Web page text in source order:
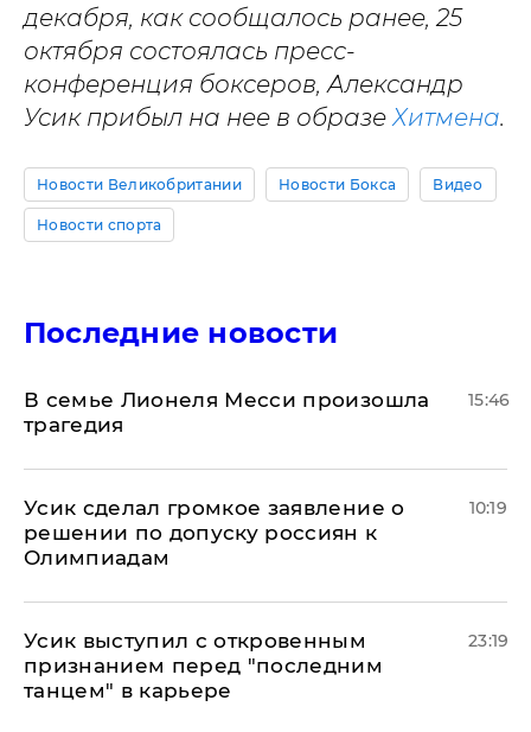
декабря, как сообщалось ранее, 25
октября состоялась пресс-
конференция боксеров, Александр
Усик прибыл на нее в образеХитмена.
Новости Великобритании Новости Бокса Видео
Новости спорта
Последние новости
В семье Лионеля Месси произошла
трагедия
15:46
Усик сделал громкое заявление о
решении по допуску россиян к
Олимпиадам
10:19
Усик выступил с откровенным
признанием перед "последним
танцем" в карьере
23:19